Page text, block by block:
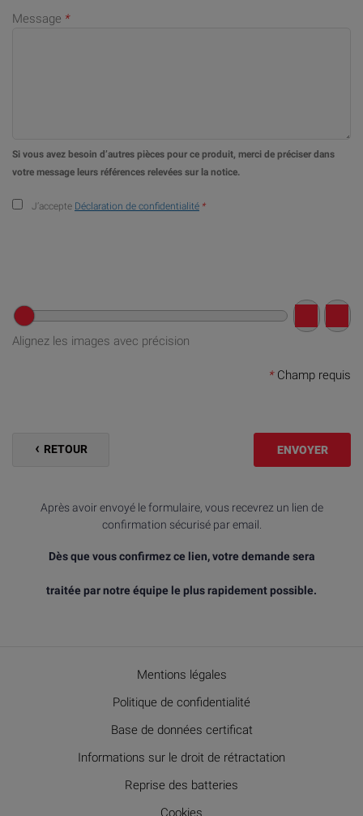
Message *
Si vous avez besoin d’autres pièces pour ce produit, merci de préciser dans
votre message leurs références relevées sur la notice.
J’accepte Déclaration de confidentialité *
Alignez les images avec précision
*Champ requis
RETOUR ENVOYER
Après avoir envoyé le formulaire, vous recevrez un lien de
confirmation sécurisé par email.
Dès que vous confirmez ce lien, votre demande sera
traitée par notre équipe le plus rapidement possible.
Mentions légales
Politique de confidentialité
Base de données certificat
Informations sur le droit de rétractation
Reprise des batteries
Cookies